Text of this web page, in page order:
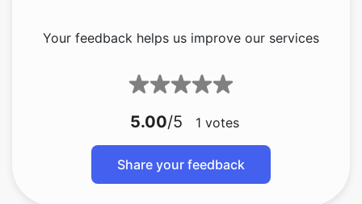
Your feedback helps us improve our services
5.00/5 1 votes
Share your feedback